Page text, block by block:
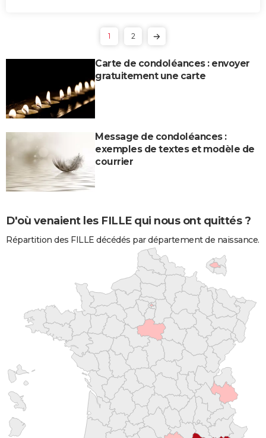
1 2
Carte de condoléances : envoyer
gratuitement une carte
Message de condoléances :
exemples de textes et modèle de
courrier
D'où venaient les FILLE qui nous ont quittés ?
Répartition des FILLE décédés par département de naissance.